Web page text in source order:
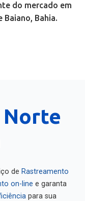
do mercado em
Baiano, Bahia.
Norte
de Rastreamento
on-line e garanta
para sua